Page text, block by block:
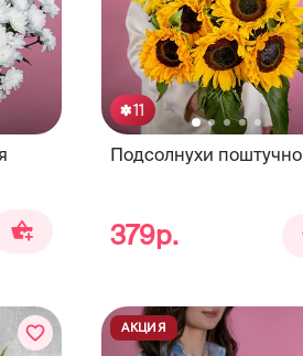
11
Подсолнухи поштучно
379р.
АКЦИЯ